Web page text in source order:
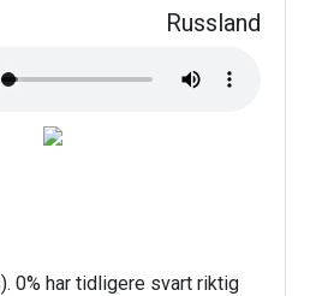
Russland
0% har tidligere svart riktig